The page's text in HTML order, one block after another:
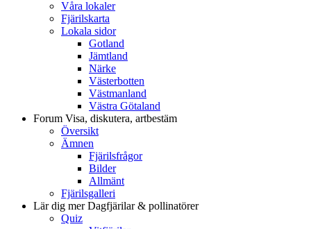
Våra lokaler
Fjärilskarta
Lokala sidor
Gotland
Jämtland
Närke
Västerbotten
Västmanland
Västra Götaland
Forum Visa, diskutera, artbestäm
Översikt
Ämnen
Fjärilsfrågor
Bilder
Allmänt
Fjärilsgalleri
Lär dig merDagfjärilar & pollinatörer
Quiz